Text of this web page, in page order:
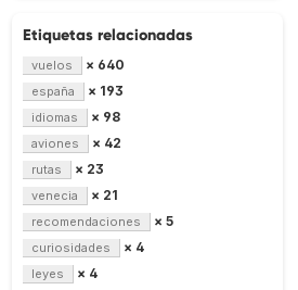
Etiquetas relacionadas
vuelos × 640
españa × 193
idiomas × 98
aviones × 42
rutas × 23
venecia × 21
recomendaciones × 5
curiosidades × 4
leyes × 4